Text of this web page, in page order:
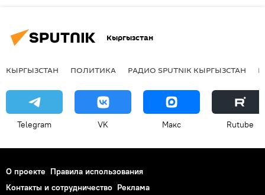
Кыргызстан
КЫРГЫЗСТАН ПОЛИТИКА РАДИО SPUTNIK КЫРГЫЗСТАН
Telegram VK Макс Rutube
О проекте Правила использования
Контакты и сотрудничество Реклама